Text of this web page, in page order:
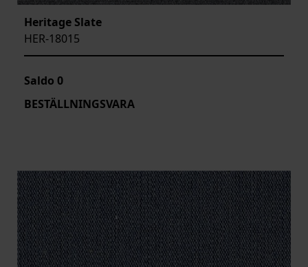
Heritage Slate
HER-18015
Saldo 0
BESTÄLLNINGSVARA